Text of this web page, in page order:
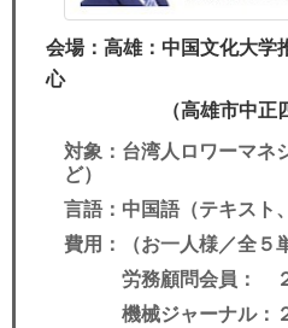
会場：高雄：中国文化大
心
（高雄市中正四路
対象：台湾人ロワーマネ
ど）
言語：中国語（テキスト
費用：（お一人様／全５
労務顧問会員： ２
機械ジャーナル：２